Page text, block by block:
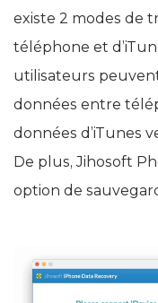
existe 2 modes de
téléphone et
utilisateurs
données entre
données d’iTunes
De plus, Jihosoft
option de